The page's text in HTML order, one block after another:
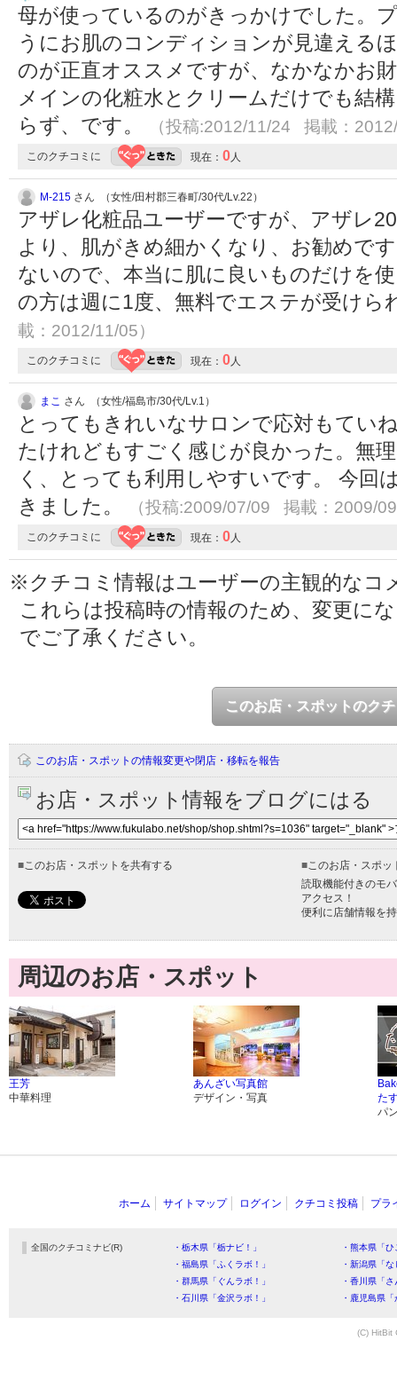
母が使っているのがきっかけでした。
うにお肌のコンディションが見違える
のが正直オススメですが、なかなかお
メインの化粧水とクリームだけでも結
らず、です。
（投稿:2012/11/24 掲載：
このクチコミに 現在： 0人
M-215 さん （女性/田村郡三春町/30代/Lv.22）
アザレ化粧品ユーザーですが、アザレ
より、肌がきめ細かくなり、お勧めで
ないので、本当に肌に良いものだけを
の方は週に1度、無料でエステが受けら
載：2012/11/05）
このクチコミに 現在： 0人
まこ さん （女性/福島市/30代/Lv.1）
とってもきれいなサロンで応対もてい
たけれどもすごく感じが良かった。無
く、とっても利用しやすいです。 今回
きました。
（投稿:2009/07/09 掲載：2009/
このクチコミに 現在： 0人
※クチコミ情報はユーザーの主観的なコ
これらは投稿時の情報のため、変更に
でご了承ください。
このお店・スポットのク
このお店・スポットの情報変更や閉店・移転を報告
お店・スポット情報をブログにはる
■このお店・スポットを共有する ■このお店・スポッ
読取機能付きのモ
アクセス！
便利に店舗情報を
周辺のお店・スポット
王芳
中華料理
あんざい写真館
デザイン・写真
た
パ
ホーム サイトマップ ログイン クチコミ投稿 プラ
全国のクチコミナビ(R) ・栃木県「栃ナビ！」
・熊本県「
・福島県「ふくラボ！」
・新潟県「
・群馬県「ぐんラボ！」
・香川県「
・石川県「金沢ラボ！」
・鹿児島県
(C) HitBit